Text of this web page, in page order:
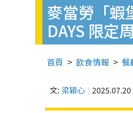
麥當勞「蝦
DAYS 限定
首頁 飲食情報 餐
文: 梁穎心 2025.07.20